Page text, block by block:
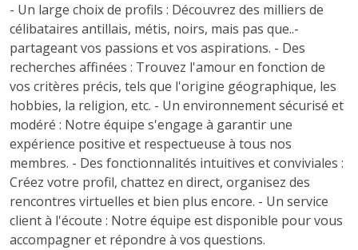
- Un large choix de profils : Découvrez des milliers de
célibataires antillais, métis, noirs, mais pas que..-
partageant vos passions et vos aspirations. - Des
recherches affinées : Trouvez l'amour en fonction de
vos critères précis, tels que l'origine géographique, les
hobbies, la religion, etc. - Un environnement sécurisé et
modéré : Notre équipe s'engage à garantir une
expérience positive et respectueuse à tous nos
membres. - Des fonctionnalités intuitives et conviviales :
Créez votre profil, chattez en direct, organisez des
rencontres virtuelles et bien plus encore. - Un service
client à l'écoute : Notre équipe est disponible pour vous
accompagner et répondre à vos questions.